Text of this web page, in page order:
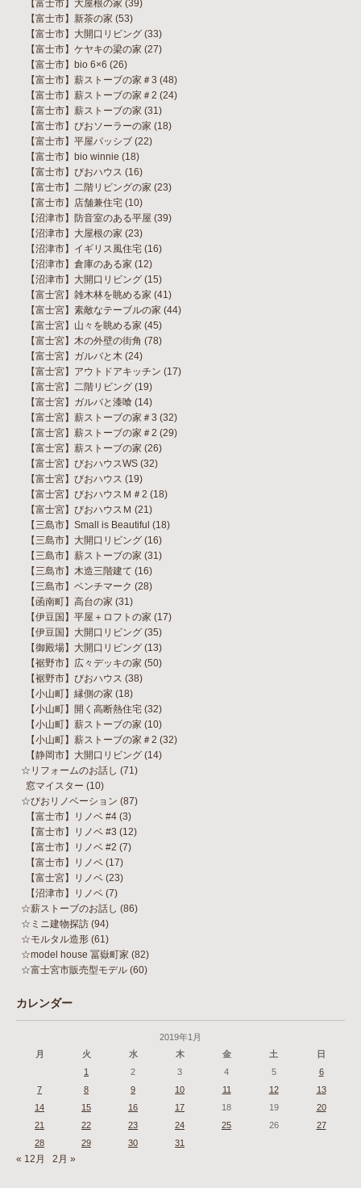
【富士市】大屋根の家 (39)
【富士市】新茶の家 (53)
【富士市】大開口リビング (33)
【富士市】ケヤキの梁の家 (27)
【富士市】bio 6×6 (26)
【富士市】薪ストーブの家＃3 (48)
【富士市】薪ストーブの家＃2 (24)
【富士市】薪ストーブの家 (31)
【富士市】びおソーラーの家 (18)
【富士市】平屋パッシブ (22)
【富士市】bio winnie (18)
【富士市】びおハウス (16)
【富士市】二階リビングの家 (23)
【富士市】店舗兼住宅 (10)
【沼津市】防音室のある平屋 (39)
【沼津市】大屋根の家 (23)
【沼津市】イギリス風住宅 (16)
【沼津市】倉庫のある家 (12)
【沼津市】大開口リビング (15)
【富士宮】雑木林を眺める家 (41)
【富士宮】素敵なテーブルの家 (44)
【富士宮】山々を眺める家 (45)
【富士宮】木の外壁の街角 (78)
【富士宮】ガルバと木 (24)
【富士宮】アウトドアキッチン (17)
【富士宮】二階リビング (19)
【富士宮】ガルバと漆喰 (14)
【富士宮】薪ストーブの家＃3 (32)
【富士宮】薪ストーブの家＃2 (29)
【富士宮】薪ストーブの家 (26)
【富士宮】びおハウスWS (32)
【富士宮】びおハウス (19)
【富士宮】びおハウスＭ＃2 (18)
【富士宮】びおハウスＭ (21)
【三島市】Small is Beautiful (18)
【三島市】大開口リビング (16)
【三島市】薪ストーブの家 (31)
【三島市】木造三階建て (16)
【三島市】ベンチマーク (28)
【函南町】高台の家 (31)
【伊豆国】平屋＋ロフトの家 (17)
【伊豆国】大開口リビング (35)
【御殿場】大開口リビング (13)
【裾野市】広々デッキの家 (50)
【裾野市】びおハウス (38)
【小山町】縁側の家 (18)
【小山町】開く高断熱住宅 (32)
【小山町】薪ストーブの家 (10)
【小山町】薪ストーブの家＃2 (32)
【静岡市】大開口リビング (14)
☆リフォームのお話し (71)
窓マイスター (10)
☆びおリノベーション (87)
【富士市】リノベ #4 (3)
【富士市】リノベ #3 (12)
【富士市】リノベ #2 (7)
【富士市】リノベ (17)
【富士宮】リノベ (23)
【沼津市】リノベ (7)
☆薪ストーブのお話し (86)
☆ミニ建物探訪 (94)
☆モルタル造形 (61)
☆model house 冨嶽町家 (82)
☆富士宮市販売型モデル (60)
カレンダー
2019年1月
月
火 水 木 金 土
日
1
2 3 4 5
6
7
8 9 10 11 12
13
14
15 16 17 18 19
20
21
22 23 24 25 26
27
28
29 30 31
« 12月 2月 »